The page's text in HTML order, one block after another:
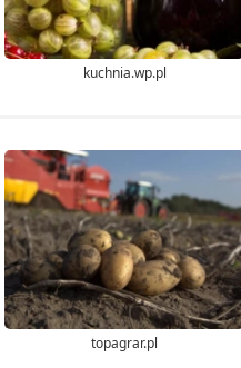
kuchnia.wp.pl
topagrar.pl